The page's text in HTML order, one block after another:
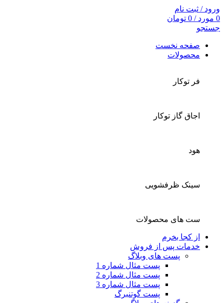
ورود / ثبت نام
0 مورد/
0 تومان
جستجو
صفحه نخست
محصولات
فر توکار
اجاق گاز توکار
هود
سینک ظرفشویی
ست های محصولات
از کجا بخرم
خدمات پس از فروش
پست های وبلاگ
پست مثال شماره 1
پست مثال شماره 2
پست مثال شماره 3
پست گوتنبرگ